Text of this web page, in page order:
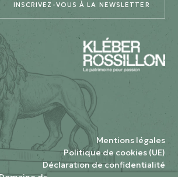
INSCRIVEZ-VOUS À LA NEWSLETTER
Mentions légales
Politique de cookies (UE)
Déclaration de confidentialité